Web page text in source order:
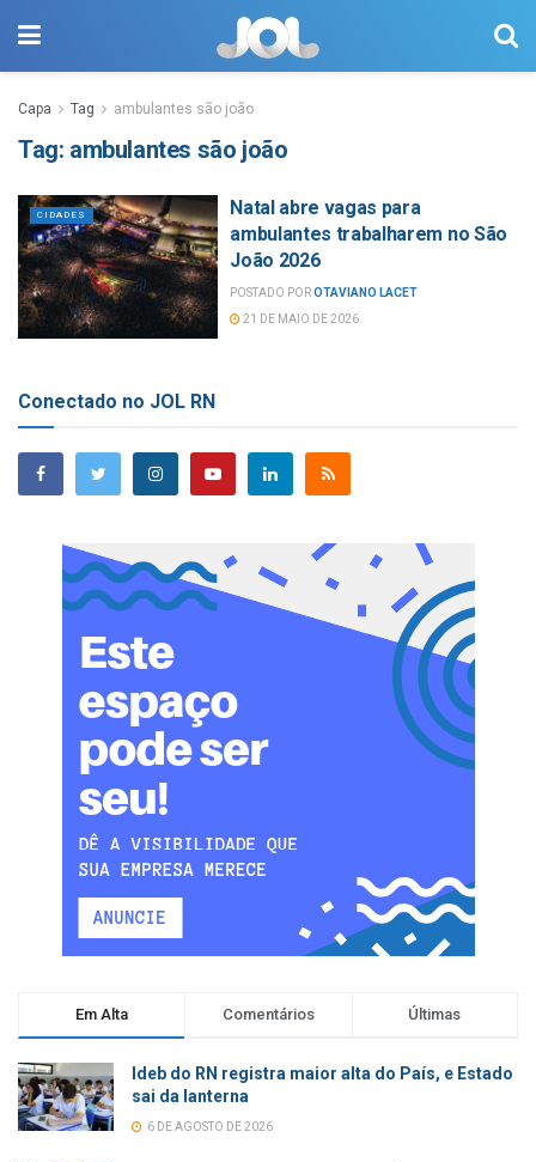
Capa Tag ambulantes são joão
Tag: ambulantes são joão
CIDADES
Natal abre vagas para
ambulantes trabalharem no São
João 2026
POSTADO POROTAVIANO LACET
21 DE MAIO DE 2026
Conectado no JOL RN
Em Alta Comentários Últimas
Ideb do RN registra maior alta do País, e Estado
sai da lanterna
6 DE AGOSTO DE 2026